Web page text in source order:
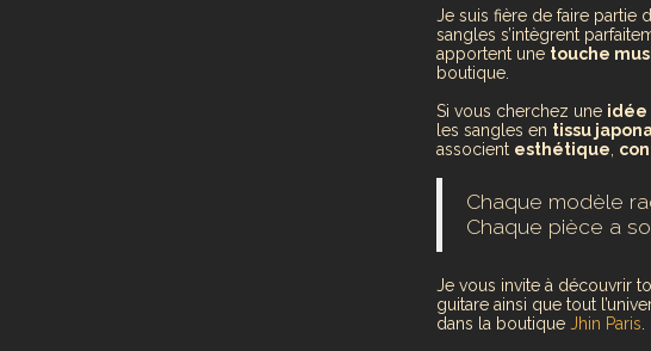
Je suis fière de faire partie
sangles s’intègrent
apportent une touche
boutique.
Si vous cherchez une idée
les sangles en tissu
associent esthétique,
Chaque modèle
Chaque pièce a
Je vous invite à découvrir
guitare ainsi que tout
dans la boutique Jhin Paris.